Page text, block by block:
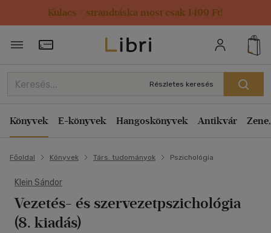
Kulacs / strandtáska most csak 1499 Ft!
Törzsvásárlói Kártya adatai
Részletes keresés
Könyvek E-könyvek Hangoskönyvek Antikvár
Főoldal Könyvek Társ. tudományok Pszichológia
Klein Sándor
Vezetés- és szervezetpszichológia
(8. kiadás)